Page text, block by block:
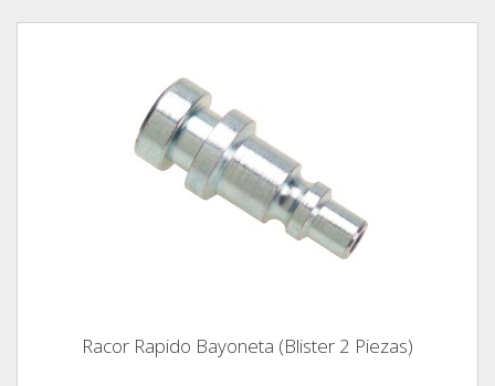
Racor Rapido Bayoneta (Blister 2 Piezas)